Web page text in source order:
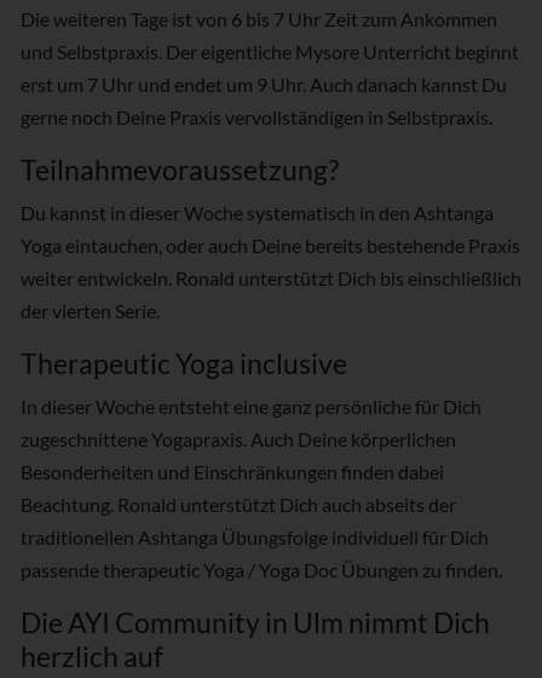
Die weiteren Tage ist von 6 bis 7 Uhr Zeit zum Ankommen
und Selbstpraxis. Der eigentliche Mysore Unterricht beginnt
erst um 7 Uhr und endet um 9 Uhr. Auch danach kannst Du
gerne noch Deine Praxis vervollständigen in Selbstpraxis.
Teilnahmevoraussetzung?
Du kannst in dieser Woche systematisch in den Ashtanga
Yoga eintauchen, oder auch Deine bereits bestehende Praxis
weiter entwickeln. Ronald unterstützt Dich bis einschließlich
der vierten Serie.
Therapeutic Yoga inclusive
In dieser Woche entsteht eine ganz persönliche für Dich
zugeschnittene Yogapraxis. Auch Deine körperlichen
Besonderheiten und Einschränkungen finden dabei
Beachtung. Ronald unterstützt Dich auch abseits der
traditionellen Ashtanga Übungsfolge individuell für Dich
passende therapeutic Yoga / Yoga Doc Übungen zu finden.
Die AYI Community in Ulm nimmt Dich
herzlich auf